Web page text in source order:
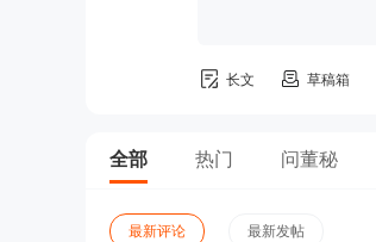
长文 草稿箱
全部 热门 问董秘
最新评论 最新发帖